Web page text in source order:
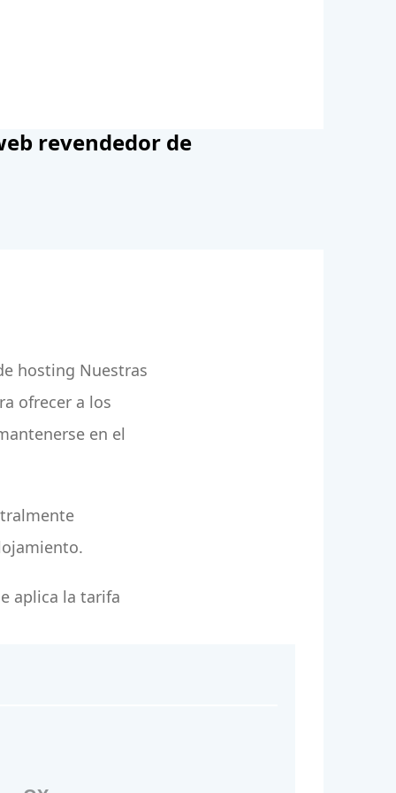
revendedor de
hosting Nuestras
ofrecer a los
en el
aplica la tarifa